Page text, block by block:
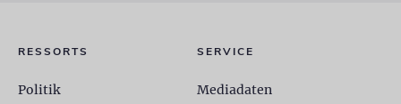
RESSORTS
Politik
SERVICE
Mediadaten